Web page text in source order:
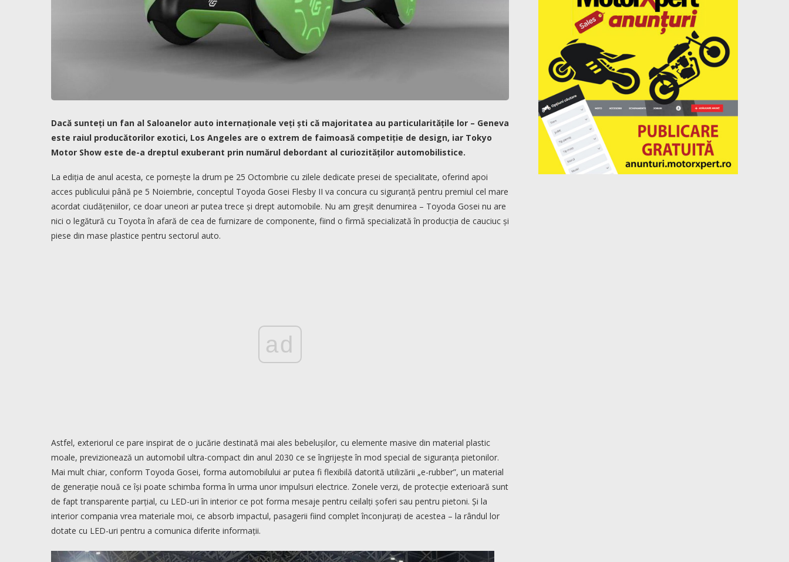
Dacă sunteți un fan al Saloanelor auto internaționale veți ști că majoritatea au particularitățile lor – Geneva
este raiul producătorilor exotici, Los Angeles are o extrem de faimoasă competiție de design, iar Tokyo
Motor Show este de-a dreptul exuberant prin numărul debordant al curiozităților automobilistice.
La ediția de anul acesta, ce pornește la drum pe 25 Octombrie cu zilele dedicate presei de specialitate, oferind apoi
acces publicului până pe 5 Noiembrie, conceptul Toyoda Gosei Flesby II va concura cu siguranță pentru premiul cel mare
acordat ciudățeniilor, ce doar uneori ar putea trece și drept automobile. Nu am greșit denumirea – Toyoda Gosei nu are
nici o legătură cu Toyota în afară de cea de furnizare de componente, fiind o firmă specializată în producția de cauciuc și
piese din mase plastice pentru sectorul auto.
ad
Astfel, exteriorul ce pare inspirat de o jucărie destinată mai ales bebelușilor, cu elemente masive din material plastic
moale, previzionează un automobil ultra-compact din anul 2030 ce se îngrijește în mod special de siguranța pietonilor.
Mai mult chiar, conform Toyoda Gosei, forma automobilului ar putea fi flexibilă datorită utilizării „e-rubber”, un material
de generație nouă ce își poate schimba forma în urma unor impulsuri electrice. Zonele verzi, de protecție exterioară sunt
de fapt transparente parțial, cu LED-uri în interior ce pot forma mesaje pentru ceilalți șoferi sau pentru pietoni. Și la
interior compania vrea materiale moi, ce absorb impactul, pasagerii fiind complet înconjurați de acestea – la rândul lor
dotate cu LED-uri pentru a comunica diferite informații.